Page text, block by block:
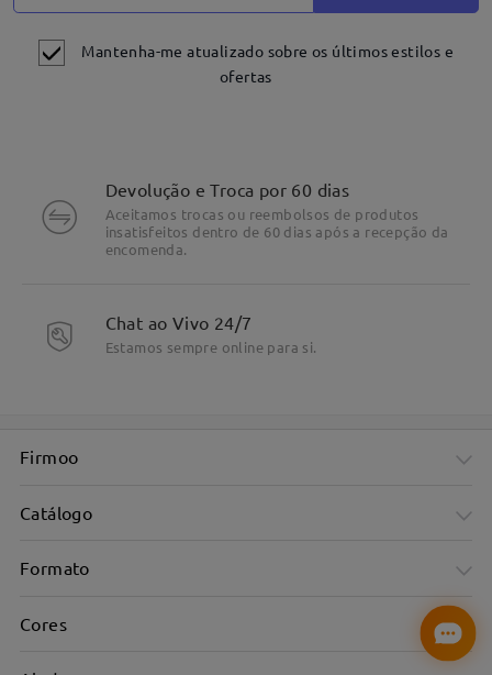
Mantenha-me atualizado sobre os últimos estilos e
ofertas
Devolução e Troca por 60 dias
Aceitamos trocas ou reembolsos de produtos
insatisfeitos dentro de 60 dias após a recepção da
encomenda.
Chat ao Vivo 24/7
Estamos sempre online para si.
Firmoo
Catálogo
Formato
Cores